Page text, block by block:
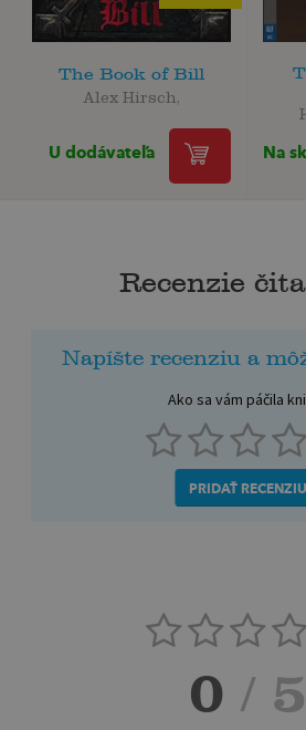
The Book of Bill
Alex Hirsch,
U dodávateľa Na
Recenzie
Napíšte recenziu a
Ako sa vám páčila
PRIDAŤ RECENZIU
0 / 5